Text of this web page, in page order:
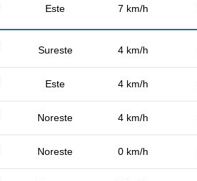
Este 7 km/h
Sureste 4 km/h
Este 4 km/h
Noreste 4 km/h
Noreste 0 km/h